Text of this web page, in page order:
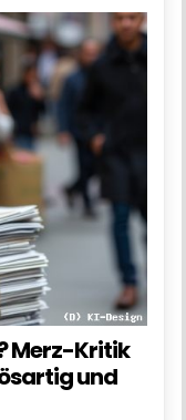
Merz-Kritik
und